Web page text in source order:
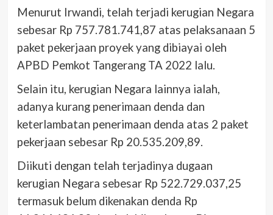
Menurut Irwandi, telah terjadi kerugian Negara
sebesar Rp 757.781.741,87 atas pelaksanaan 5
paket pekerjaan proyek yang dibiayai oleh
APBD Pemkot Tangerang TA 2022 lalu.
Selain itu, kerugian Negara lainnya ialah,
adanya kurang penerimaan denda dan
keterlambatan penerimaan denda atas 2 paket
pekerjaan sebesar Rp 20.535.209,89.
Diikuti dengan telah terjadinya dugaan
kerugian Negara sebesar Rp 522.729.037,25
termasuk belum dikenakan denda Rp